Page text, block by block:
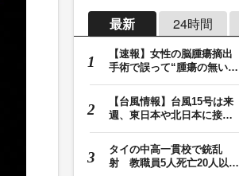
最新 24時間
【速報】女性の脳腫瘍摘出
手術で誤って“腫瘍の無い部
【台風情報】台風15号は来
週、東日本や北日本に接近
タイの中高一貫校で銃乱
射 教職員5人死亡20人以上